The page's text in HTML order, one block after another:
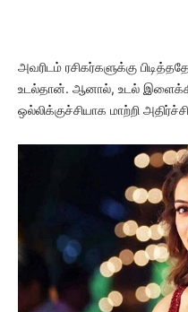
அவரிடம் ரசிகர்களுக்கு
உடல்தான். ஆனால், உடல்
ஒல்லிக்குச்சியாக மாற்றி